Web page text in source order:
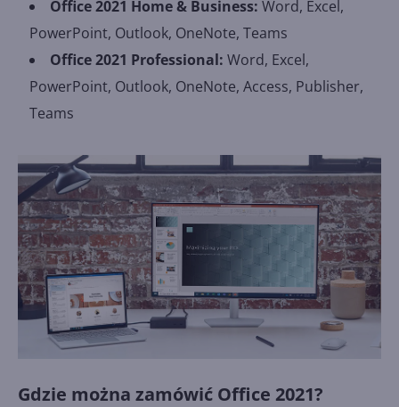
Office 2021 Home & Business: Word, Excel,
PowerPoint, Outlook, OneNote, Teams
Office 2021 Professional: Word, Excel,
PowerPoint, Outlook, OneNote, Access, Publisher,
Teams
Gdzie można zamówić Office 2021?